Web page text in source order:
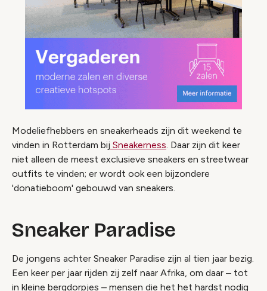
Modeliefhebbers en sneakerheads zijn dit weekend te
vinden in Rotterdam bij Sneakerness. Daar zijn dit keer
niet alleen de meest exclusieve sneakers en streetwear
outfits te vinden; er wordt ook een bijzondere
'donatieboom' gebouwd van sneakers.
Sneaker Paradise
De jongens achter Sneaker Paradise zijn al tien jaar bezig.
Een keer per jaar rijden zij zelf naar Afrika, om daar – tot
in kleine bergdorpjes – mensen die het het hardst nodig